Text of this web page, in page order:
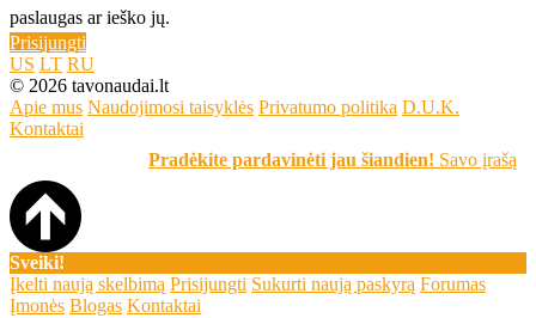
paslaugas ar ieško jų.
Prisijungti
US LT RU
© 2026 tavonaudai.lt
Apie mus Naudojimosi taisyklės Privatumo politika D.U.K.
Kontaktai
Pradėkite pardavinėti jau šiandien! Savo įrašą
Sveiki!
Įkelti naują skelbimą Prisijungti Sukurti naują paskyrą Forumas
Įmonės Blogas Kontaktai